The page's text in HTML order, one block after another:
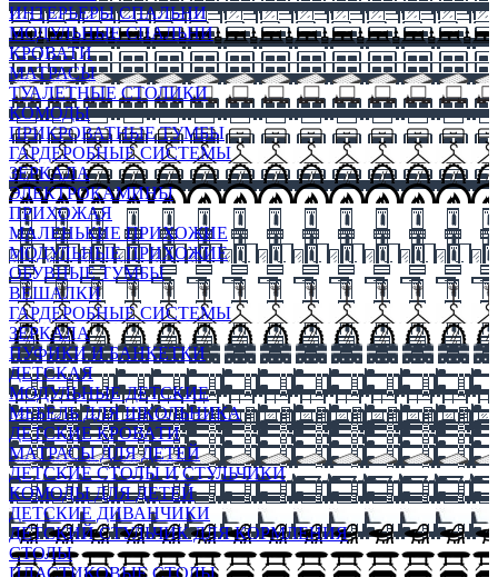
ИНТЕРЬЕРЫ СПАЛЬНИ
МОДУЛЬНЫЕ СПАЛЬНИ
КРОВАТИ
МАТРАСЫ
ТУАЛЕТНЫЕ СТОЛИКИ
КОМОДЫ
ПРИКРОВАТНЫЕ ТУМБЫ
ГАРДЕРОБНЫЕ СИСТЕМЫ
ЗЕРКАЛА
ЭЛЕКТРОКАМИНЫ
ПРИХОЖАЯ
МАЛЕНЬКИЕ ПРИХОЖИЕ
МОДУЛЬНЫЕ ПРИХОЖИЕ
ОБУВНЫЕ ТУМБЫ
ВЕШАЛКИ
ГАРДЕРОБНЫЕ СИСТЕМЫ
ЗЕРКАЛА
ПУФИКИ И БАНКЕТКИ
ДЕТСКАЯ
МОДУЛЬНЫЕ ДЕТСКИЕ
МЕБЕЛЬ ДЛЯ ШКОЛЬНИКА
ДЕТСКИЕ КРОВАТИ
МАТРАСЫ ДЛЯ ДЕТЕЙ
ДЕТСКИЕ СТОЛЫ И СТУЛЬЧИКИ
КОМОДЫ ДЛЯ ДЕТЕЙ
ДЕТСКИЕ ДИВАНЧИКИ
ДЕТСКИЙ СТУЛЬЧИК ДЛЯ КОРМЛЕНИЯ
СТОЛЫ